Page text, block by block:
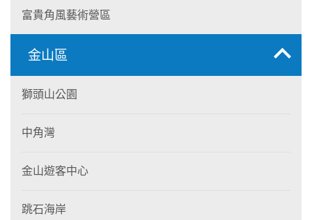
富貴角風藝術營區
金山區
獅頭山公園
中角灣
金山遊客中心
跳石海岸